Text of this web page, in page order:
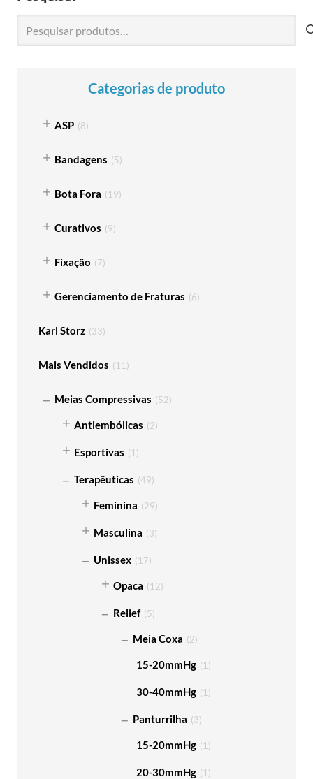
por:
Categorias de produto
ASP (8)
Bandagens (5)
Bota Fora (19)
Curativos (9)
Fixação (7)
Gerenciamento de Fraturas (6)
Karl Storz (33)
Mais Vendidos (11 )
Meias Compressivas (52)
Antiembólicas (2)
Esportivas (1 )
Terapêuticas (49)
Feminina (29)
Masculina (3)
Unissex (17)
Opaca (12)
Relief (5)
Meia Coxa (2)
15-20mmHg (1 )
30-40mmHg (1 )
Panturrilha (3)
15-20mmHg (1 )
20-30mmHg (1 )